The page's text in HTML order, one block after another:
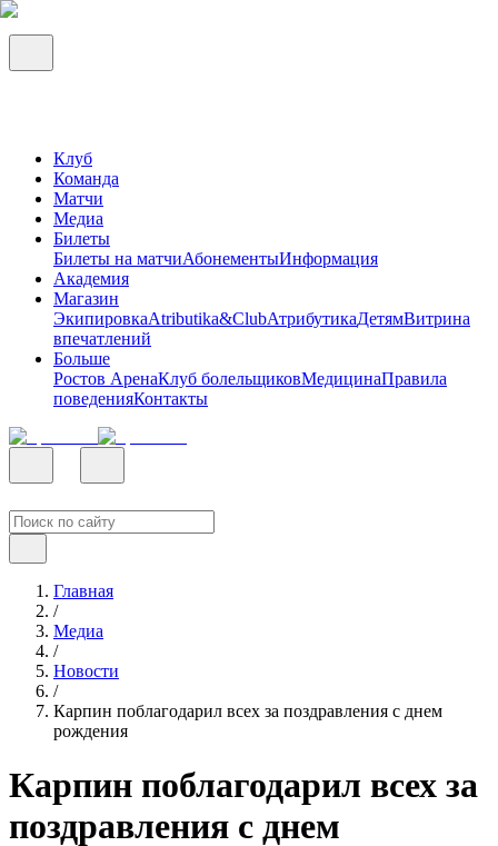
Клуб
Команда
Матчи
Медиа
Билеты
Билеты на матчиАбонементыИнформация
Академия
Магазин
ЭкипировкаAtributika&ClubАтрибутикаДетямВитрина
впечатлений
Больше
Ростов АренаКлуб болельщиковМедицинаПравила
поведенияКонтакты
Главная
/
Медиа
/
Новости
/
Карпин поблагодарил всех за поздравления с днем
рождения
Карпин поблагодарил всех за
поздравления с днем